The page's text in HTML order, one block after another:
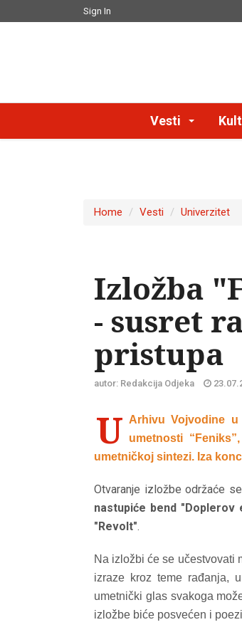
Sign In
Vesti
Home Vesti Univerzitet
Izložba
- susret
pristupa
autor: Redakcija Odjeka
U Arhivu Vojvodine
umetnosti
umetničkoj sintezi. Iza
Otvaranje izložbe održaće
nastupiće bend "Doplerov
"Revolt".
Na izložbi će se učestvovati
izraze kroz teme rađanja,
umetnički glas svakoga
izložbe biće posvećen i